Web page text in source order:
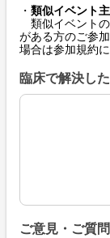
・ 類似イベント
類似イベント
がある方のご参
場合は参加規約
臨床で解決し
臨床で解決し
ご意見・ご質問